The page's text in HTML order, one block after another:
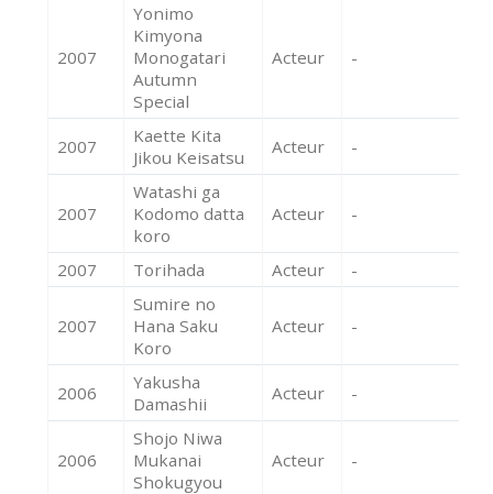
2007
Yonimo
Kimyona
Monogatari
Autumn
Special
Acteur -
2007
Kaette Kita
Jikou Keisatsu
Acteur -
2007
Watashi ga
Kodomo datta
koro
Acteur -
2007 Torihada Acteur -
2007
Sumire no
Hana Saku
Koro
Acteur -
2006
Yakusha
Damashii
Acteur -
2006
Shojo Niwa
Mukanai
Shokugyou
Acteur -